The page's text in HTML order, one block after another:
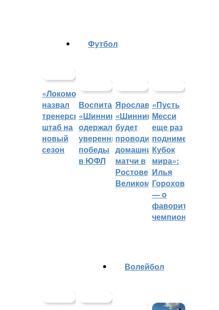
«Локомотив»
назвал
тренерский
штаб на
новый
сезон
Футбол
Воспитанники
«Шинника»
одержали
уверенные
победы
в ЮФЛ
Ярославский
«Шинник»
будет
проводить
домашние
матчи в
Ростове
Великом
«Пусть
Месси
еще раз
поднимет
Кубок
мира»:
Илья
Горохов
— о
фаворитах
чемпионата
Волейбол